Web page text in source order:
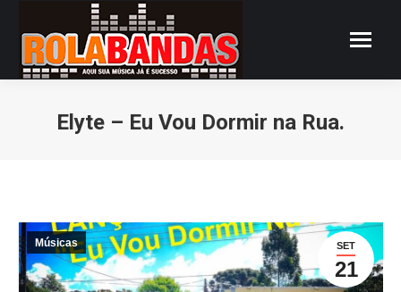
Elyte – Eu Vou Dormir na Rua.
SET
21
Músicas